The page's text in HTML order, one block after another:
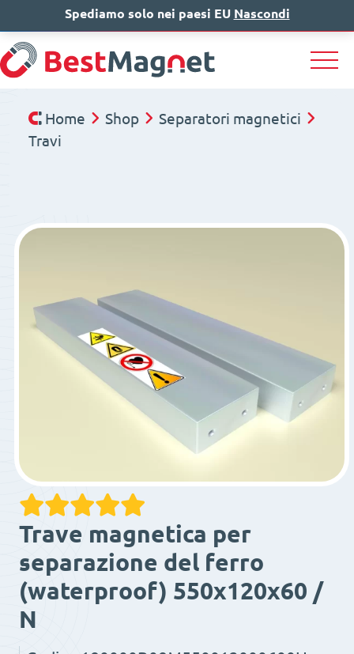
IT EN DE
Home Shop
Separatori magnetici
Travi
Trave magnetica per
separazione del ferro
(waterproof) 550x120x60 /
N
Spediamo solo nei paesi EU Nascondi